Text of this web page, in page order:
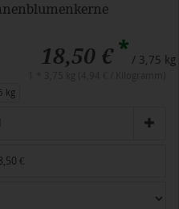
18,50 €* / 3,75 kg
kg
€